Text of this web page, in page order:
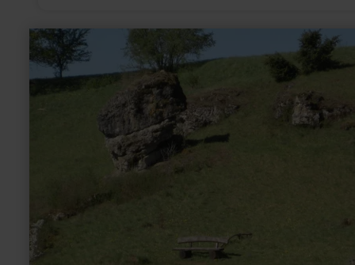
meer
informatie
over:
Dolomietgesteente
-
Gönnersdorf